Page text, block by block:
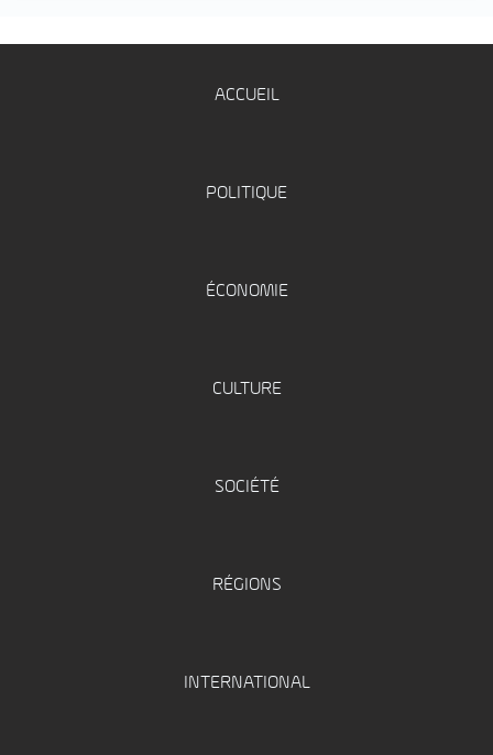
ACCUEIL
POLITIQUE
ÉCONOMIE
CULTURE
SOCIÉTÉ
RÉGIONS
INTERNATIONAL